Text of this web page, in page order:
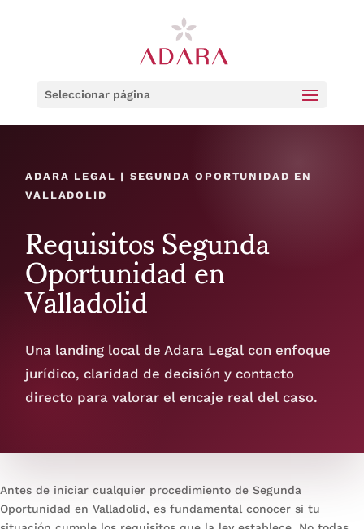
Seleccionar página
ADARA LEGAL | SEGUNDA OPORTUNIDAD EN
VALLADOLID
Requisitos Segunda
Oportunidad en
Valladolid
Una landing local de Adara Legal con enfoque
jurídico, claridad de decisión y contacto
directo para valorar el encaje real del caso.
Antes de iniciar cualquier procedimiento de Segunda
Oportunidad en Valladolid, es fundamental conocer si tu